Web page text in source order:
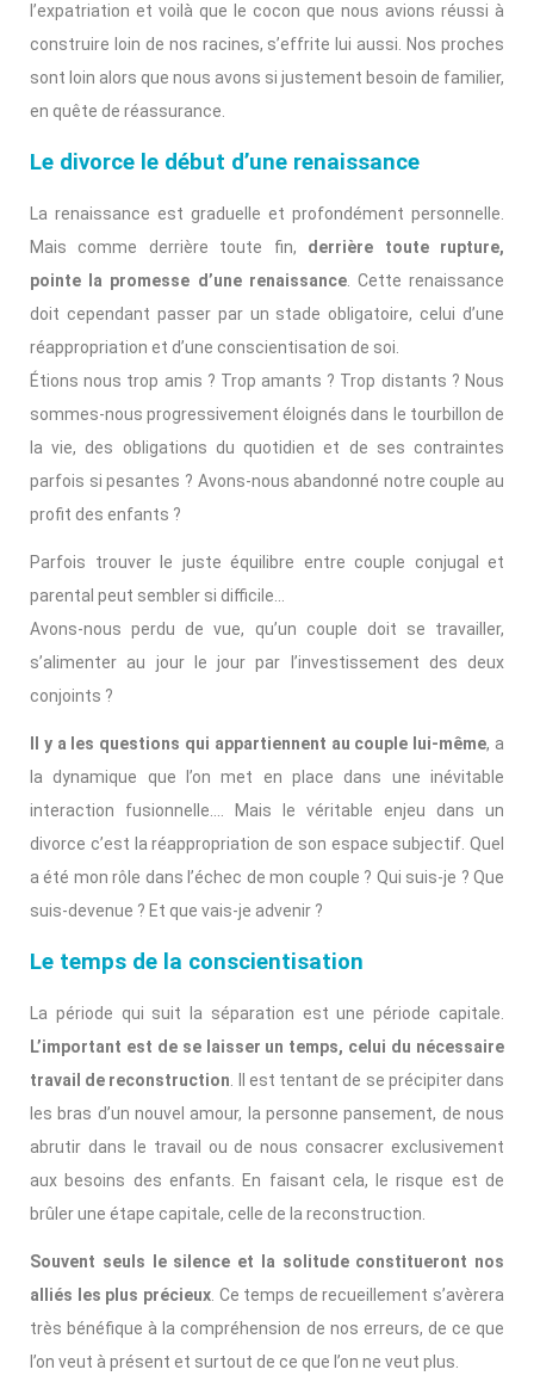
l’expatriation et voilà que le cocon que nous avions réussi à
construire loin de nos racines, s’effrite lui aussi. Nos proches
sont loin alors que nous avons si justement besoin de familier,
en quête de réassurance.
Le divorce le début d’une renaissance
La renaissance est graduelle et profondément personnelle.
Mais comme derrière toute fin, derrière toute rupture,
pointe la promesse d’une renaissance. Cette renaissance
doit cependant passer par un stade obligatoire, celui d’une
réappropriation et d’une conscientisation de soi.
Étions nous trop amis ? Trop amants ? Trop distants ? Nous
sommes-nous progressivement éloignés dans le tourbillon de
la vie, des obligations du quotidien et de ses contraintes
parfois si pesantes ? Avons-nous abandonné notre couple au
profit des enfants ?
Parfois trouver le juste équilibre entre couple conjugal et
parental peut sembler si difficile…
Avons-nous perdu de vue, qu’un couple doit se travailler,
s’alimenter au jour le jour par l’investissement des deux
conjoints ?
Il y a les questions qui appartiennent au couple lui-même, a
la dynamique que l’on met en place dans une inévitable
interaction fusionnelle…. Mais le véritable enjeu dans un
divorce c’est la réappropriation de son espace subjectif. Quel
a été mon rôle dans l’échec de mon couple ? Qui suis-je ? Que
suis-devenue ? Et que vais-je advenir ?
Le temps de la conscientisation
La période qui suit la séparation est une période capitale.
L’important est de se laisser un temps, celui du nécessaire
travail de reconstruction . Il est tentant de se précipiter dans
les bras d’un nouvel amour, la personne pansement, de nous
abrutir dans le travail ou de nous consacrer exclusivement
aux besoins des enfants. En faisant cela, le risque est de
brûler une étape capitale, celle de la reconstruction.
Souvent seuls le silence et la solitude constitueront nos
alliés les plus précieux. Ce temps de recueillement s’avèrera
très bénéfique à la compréhension de nos erreurs, de ce que
l’on veut à présent et surtout de ce que l’on ne veut plus.